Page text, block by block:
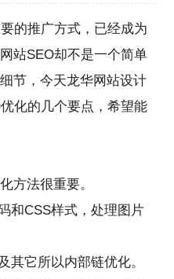
的推广方式，已经成为
站SEO却不是一个简单
节，今天龙华网站设计
化的几个要点，希望能
方法很重要。
和CSS样式，处理图片
其它所以内部链优化。